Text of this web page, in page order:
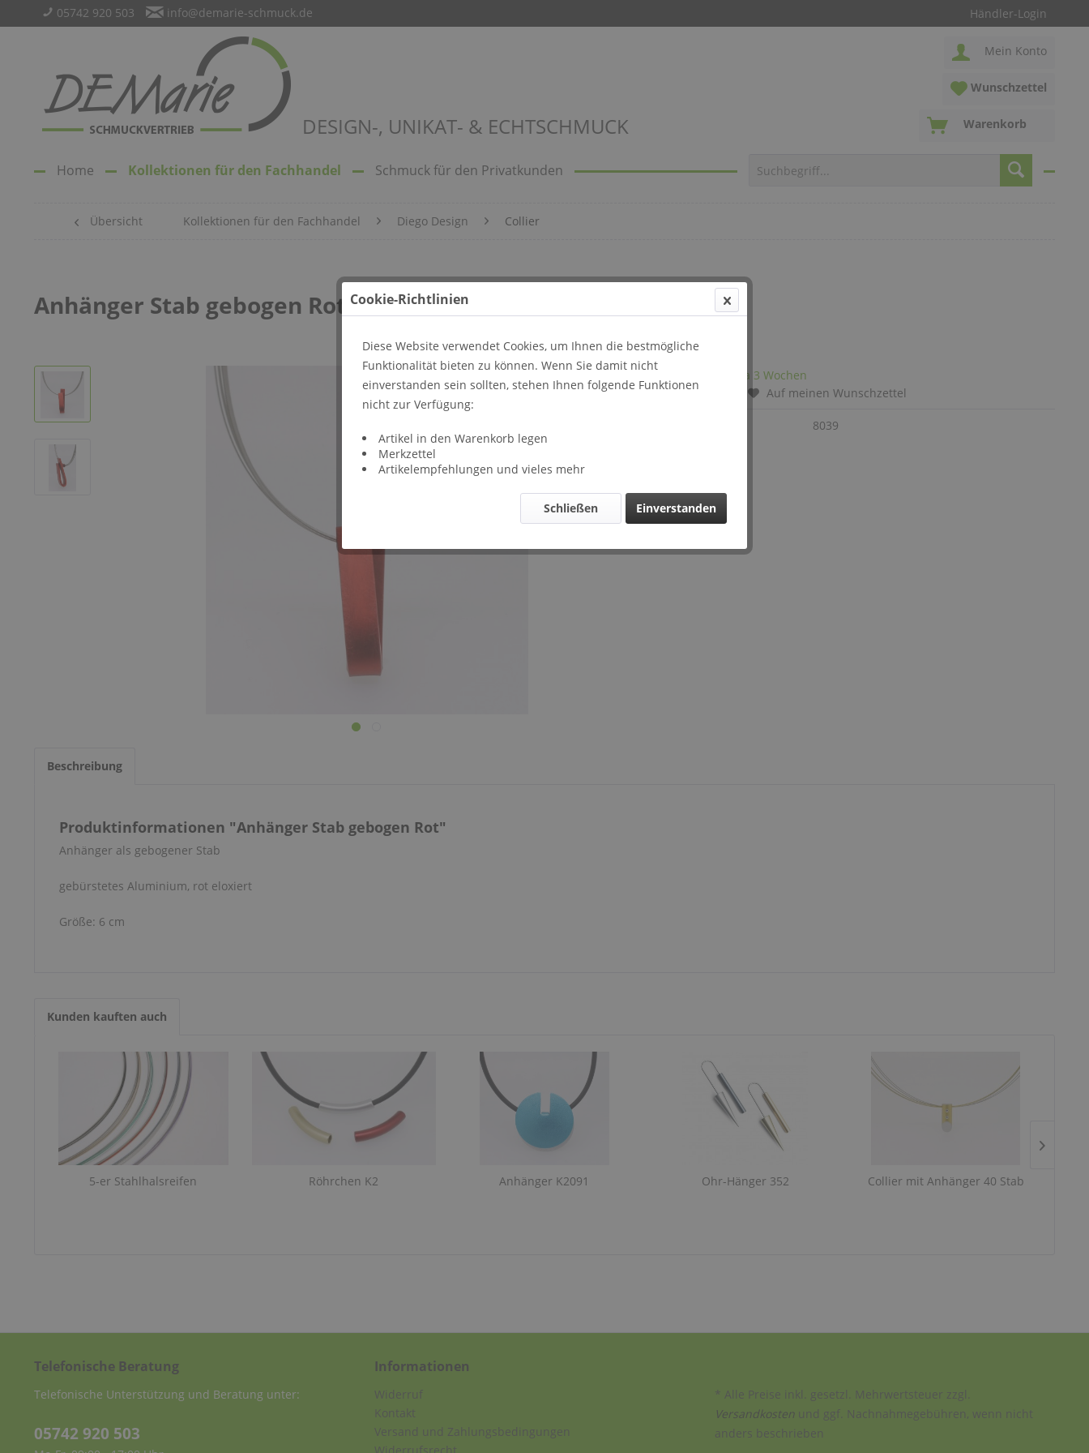
Händler-Login
05742 920 503 info@demarie-schmuck.de
DESIGN-, UNIKAT- & ECHTSCHMUCK
Mein Konto
Wunschzettel
Warenkorb
Home Kollektionen für den Fachhandel Schmuck für den Privatkunden
Übersicht Kollektionen für den Fachhandel Diego Design Collier
Anhänger Stab gebogen Rot
Lieferzeit: ca 3 Wochen
Vergleichen
Auf meinen Wunschzettel
8039
Beschreibung
Produktinformationen "Anhänger Stab gebogen Rot"
Anhänger als gebogener Stab
gebürstetes Aluminium, rot eloxiert
Größe: 6 cm
Kunden kauften auch
5-er Stahlhalsreifen Röhrchen K2 Anhänger K2091 Ohr-Hänger 352 Collier mit Anhänger 40 Stab
Telefonische Beratung
Telefonische Unterstützung und Beratung unter:
05742 920 503
Informationen
Widerruf
Kontakt
Versand und Zahlungsbedingungen
* Alle Preise inkl. gesetzl. Mehrwertsteuer zzgl.
Versandkosten und ggf. Nachnahmegebühren, wenn nicht
anders beschrieben
Cookie-Richtlinien
Diese Website verwendet Cookies, um Ihnen die bestmögliche
Funktionalität bieten zu können. Wenn Sie damit nicht
einverstanden sein sollten, stehen Ihnen folgende Funktionen
nicht zur Verfügung:
Artikel in den Warenkorb legen
Merkzettel
Artikelempfehlungen und vieles mehr
Einverstanden
Schließen